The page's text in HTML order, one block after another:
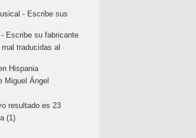
- Escribe sus
Escribe su fabricante
traducidas al
Hispania
Miguel Ángel
resultado es 23
(1)